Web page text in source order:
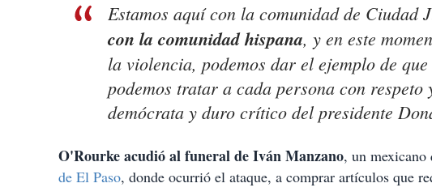
Estamos aquí con la comunidad de Ciudad
con la comunidad hispana, y en este
la violencia, podemos dar el ejemplo de
podemos tratar a cada persona con
demócrata y duro crítico del presidente
O'Rourke acudió al funeral de Iván Manzano, un mexicano
de El Paso, donde ocurrió el ataque, a comprar artículos que